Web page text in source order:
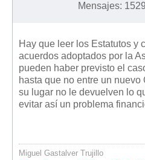
Mensajes: 1529
Hay que leer los Estatutos y
acuerdos adoptados por la
pueden haber previsto el
hasta que no entre un nuevo
su lugar no le devuelven lo
evitar así un problema
Miguel Gastalver Trujillo